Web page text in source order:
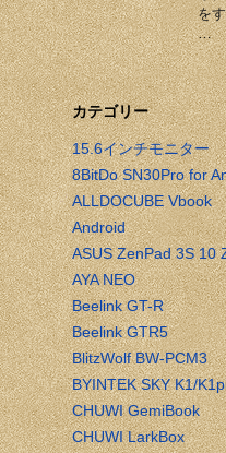
を
…
カテゴリー
15.6インチモニター
8BitDo SN30Pro for
ALLDOCUBE Vbook
Android
ASUS ZenPad 3S 10
AYA NEO
Beelink GT-R
Beelink GTR5
BlitzWolf BW-PCM3
BYINTEK SKY K1/
CHUWI GemiBook
CHUWI LarkBox